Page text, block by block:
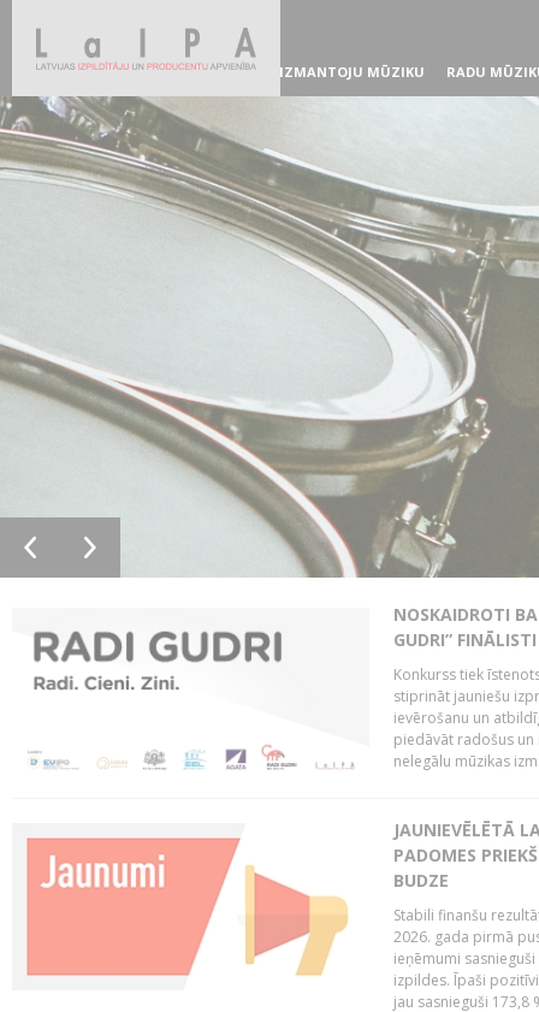
IZMANTOJU MŪZIKU RADU
NOSKAIDROTI
GUDRI” FINĀLISTI
Konkurss tiek
stiprināt jauniešu
ievērošanu un
piedāvāt radošus
nelegālu mūzikas
JAUNIEVĒLĒTĀ
PADOMES
BUDZE
Stabili finanšu
2026. gada pirmā
ieņēmumi
izpildes. Īpaši
jau sasnieguši 173,8